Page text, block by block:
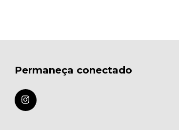
Permaneça conectado